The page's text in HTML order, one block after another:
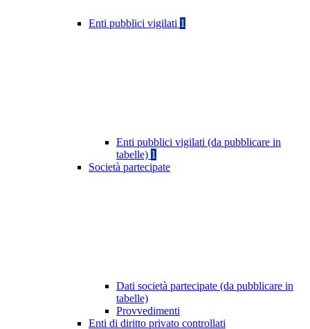
Enti pubblici vigilati 1
Enti pubblici vigilati (da pubblicare in
tabelle) 1
Società partecipate
Dati società partecipate (da pubblicare in
tabelle)
Provvedimenti
Enti di diritto privato controllati